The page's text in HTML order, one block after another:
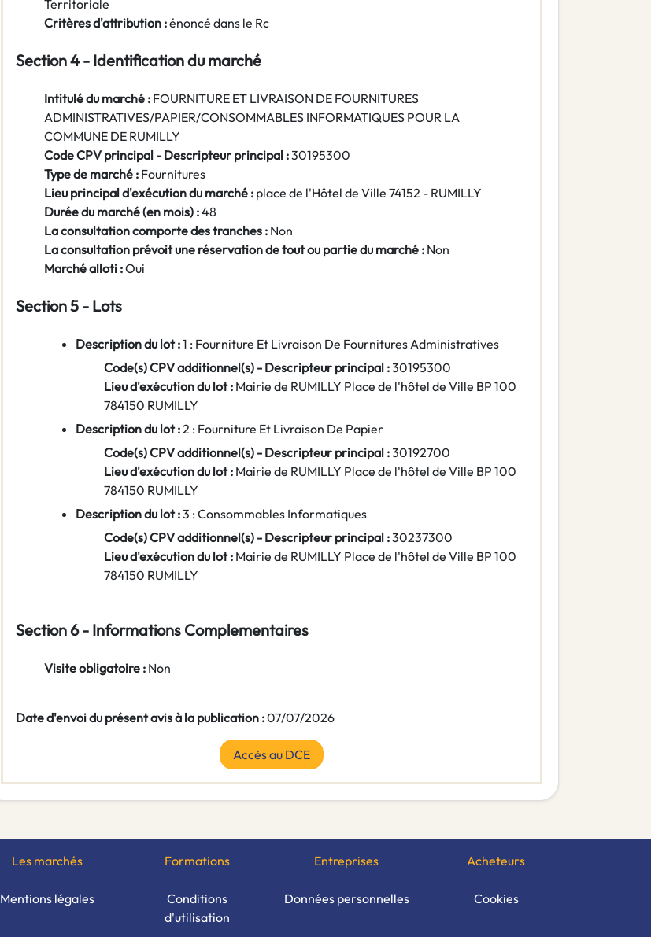
Territoriale
Critères d'attribution :énoncé dans le Rc
Section 4 - Identification du marché
Intitulé du marché : FOURNITURE ET LIVRAISON DE FOURNITURES
ADMINISTRATIVES/PAPIER/CONSOMMABLES INFORMATIQUES POUR LA
COMMUNE DE RUMILLY
Code CPV principal - Descripteur principal :30195300
Type de marché : Fournitures
Lieu principal d'exécution du marché : place de l'Hôtel de Ville 74152 - RUMILLY
Durée du marché (en mois) :48
La consultation comporte des tranches : Non
La consultation prévoit une réservation de tout ou partie du marché : Non
Marché alloti :Oui
Section 5 - Lots
Description du lot :1 : Fourniture Et Livraison De Fournitures Administratives
Code(s) CPV additionnel(s) - Descripteur principal :30195300
Lieu d'exécution du lot : Mairie de RUMILLY Place de l'hôtel de Ville BP 100
784150 RUMILLY
Description du lot :2 : Fourniture Et Livraison De Papier
Code(s) CPV additionnel(s) - Descripteur principal :30192700
Lieu d'exécution du lot : Mairie de RUMILLY Place de l'hôtel de Ville BP 100
784150 RUMILLY
Description du lot :3 : Consommables Informatiques
Code(s) CPV additionnel(s) - Descripteur principal :30237300
Lieu d'exécution du lot : Mairie de RUMILLY Place de l'hôtel de Ville BP 100
784150 RUMILLY
Section 6 - Informations Complementaires
Visite obligatoire : Non
Date d'envoi du présent avis à la publication :07/07/2026
Accès au DCE
Les marchés
Mentions légales
Formations
Conditions
d'utilisation
Entreprises
Données personnelles
Acheteurs
Cookies